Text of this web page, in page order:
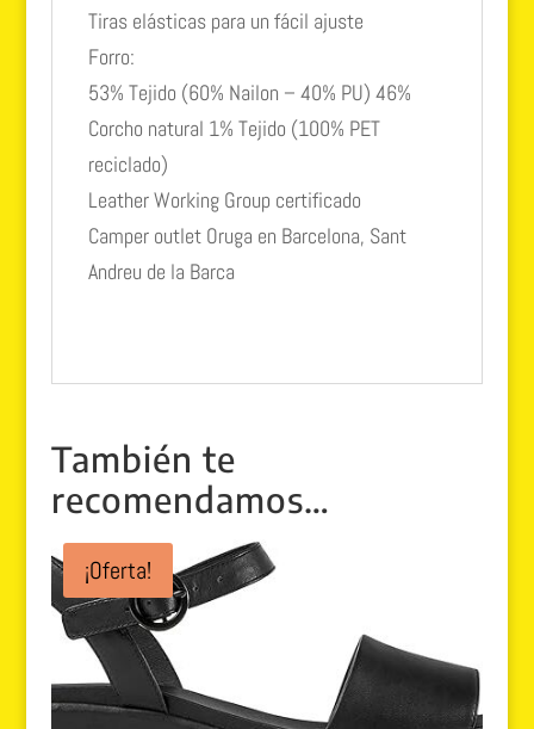
Tiras elásticas para un fácil ajuste
Forro:
53% Tejido (60% Nailon – 40% PU) 46%
Corcho natural 1% Tejido (100% PET
reciclado)
Leather Working Group certificado
Camper outlet Oruga en Barcelona, Sant
Andreu de la Barca
También te
recomendamos…
¡Oferta!